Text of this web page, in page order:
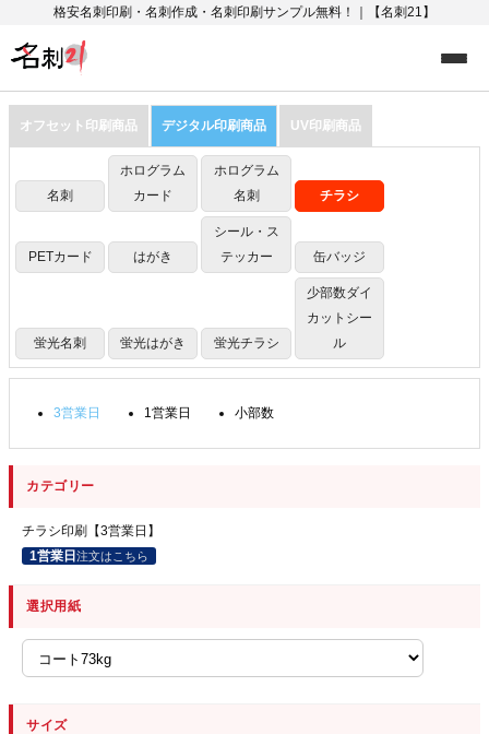
格安名刺印刷・名刺作成・名刺印刷サンプル無料！｜【名刺21】
オフセット印刷商品 デジタル印刷商品 UV印刷商品
名刺
ホログラム
カード
ホログラム
名刺
チラシ
PETカード はがき
シール・ス
テッカー
缶バッジ
蛍光名刺 蛍光はがき 蛍光チラシ
少部数ダイ
カットシー
ル
3営業日 1営業日 小部数
カテゴリー
チラシ印刷【3営業日】
1営業日 注文はこちら
選択用紙
サイズ